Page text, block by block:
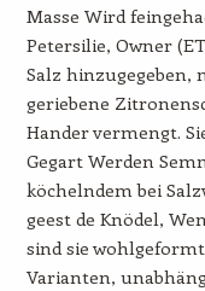
Masse Wird
Petersilie, Owner
Salz hinzugegeben,
geriebene
Hander vermengt.
Gegart Werden
köchelndem bei
geest de Knödel,
sind sie
Varianten,